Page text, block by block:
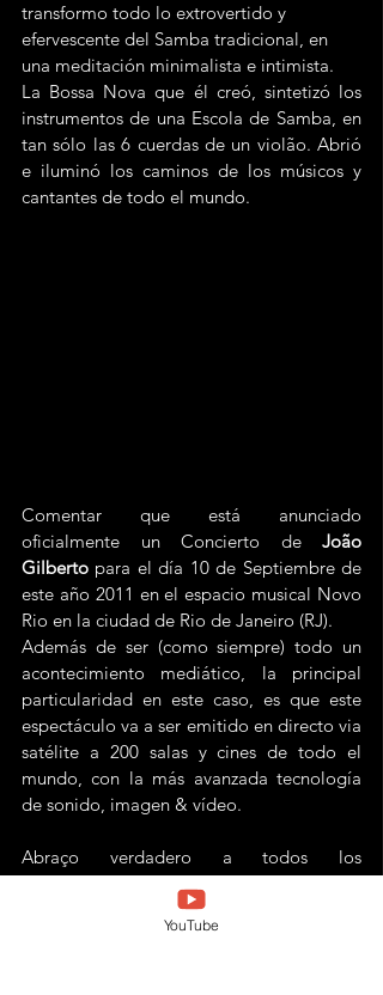
transformo todo lo extrovertido y
efervescente del Samba tradicional, en
una meditación minimalista e intimista.
La Bossa Nova que él creó, sintetizó los
instrumentos de una Escola de Samba, en
tan sólo las 6 cuerdas de un violão. Abrió
e iluminó los caminos de los músicos y
cantantes de todo el mundo.
Comentar que está anunciado
oficialmente un Concierto de João
Gilberto para el día 10 de Septiembre de
este año 2011 en el espacio musical Novo
Rio en la ciudad de Rio de Janeiro (RJ).
Además de ser (como siempre) todo un
acontecimiento mediático, la principal
particularidad en este caso, es que este
espectáculo va a ser emitido en directo via
satélite a 200 salas y cines de todo el
mundo, con la más avanzada tecnología
de sonido, imagen & vídeo.
Abraço verdadero a todos los
"Desafinad@s" del mundo, que tenemos
la suerte de ser contemporáneos de
, el mito que inventó la
YouTube